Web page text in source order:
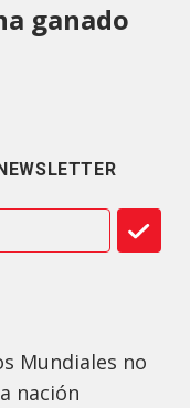
ganado
Mundiales no
nación